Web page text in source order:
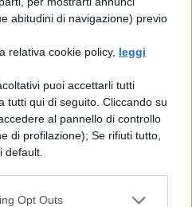
abitudini di navigazione) previo
relativa cookie policy, leggi
puoi accettarli tutti
tutti qui di seguito. Cliccando su
al pannello di controllo
di profilazione); Se rifiuti tutto,
default.
Opt Outs
CLASSICO
opere e versioni